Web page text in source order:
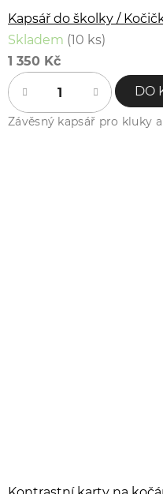
Kapsář do školky /
Skladem (10 ks)
1 350 Kč
DO
Závěsný kapsář pro kluky